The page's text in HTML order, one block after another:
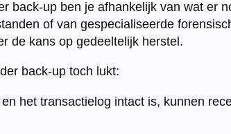
back-up ben je afhankelijk van wat er
of van gespecialiseerde
de kans op gedeeltelijk herstel.
back-up toch lukt:
het transactielog intact is, kunnen